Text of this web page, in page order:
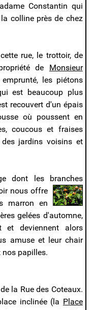
Constantin qui
colline près de chez
rue, le trottoir, de
de Monsieur
les piétons
est beaucoup plus
recouvert d'un épais
où poussent en
coucous et fraises
des jardins voisins et
dont les branches
nous offre
marron en
gelées d'automne,
et deviennent alors
amuse et leur chair
nos papilles.
la Rue des Coteaux.
inclinée (la Place